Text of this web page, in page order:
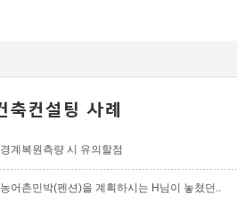
경계복원측량 시 유의할점
농어촌민박(펜션)을 계획하시는 H님이 놓쳤던..